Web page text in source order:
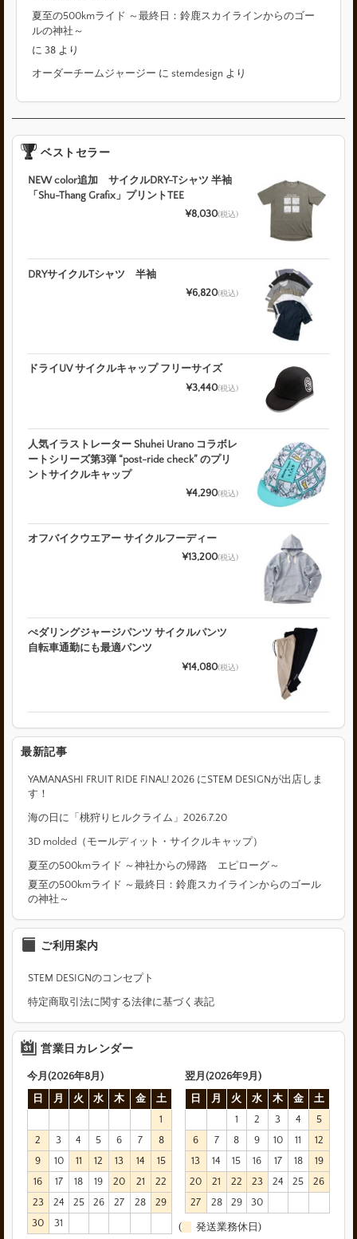
夏至の500kmライド ～最終日：鈴鹿スカイラインからのゴー
ルの神社～
に38 より
オーダーチームジャージー にstemdesign より
ベストセラー
NEW color追加 サイクルDRY-Tシャツ 半袖
「Shu-Thang Grafix」プリントTEE
¥8,030(税込)
DRYサイクルTシャツ 半袖
¥6,820(税込)
ドライUV サイクルキャップ フリーサイズ
¥3,440(税込)
人気イラストレーター Shuhei Urano コラボレ
ートシリーズ第3弾 “post-ride check” のプリ
ントサイクルキャップ
¥4,290(税込)
オフバイクウエアー サイクルフーディー
¥13,200(税込)
ぺダリングジャージパンツ サイクルパンツ
自転車通勤にも最適パンツ
¥14,080(税込)
最新記事
YAMANASHI FRUIT RIDE FINAL! 2026 にSTEM DESIGNが出店しま
す！
海の日に「桃狩りヒルクライム」2026.7.20
3D molded（モールディット・サイクルキャップ）
夏至の500kmライド ～神社からの帰路 エピローグ～
夏至の500kmライド ～最終日：鈴鹿スカイラインからのゴール
の神社～
ご利用案内
STEM DESIGNのコンセプト
特定商取引法に関する法律に基づく表記
営業日カレンダー
今月(2026年8月)
日
月 火 水 木 金
土
1
2
3 4 5 6 7
8
9
10 11 12 13 14
15
16
17 18 19 20 21
22
23
24 25 26 27 28
29
30
31
翌月(2026年9月)
日
月 火 水 木 金
土
1
2 3 4
5
6
7 8 9 10 11
12
13
14 15 16 17 18
19
20
21 22 23 24 25
26
27
28 29 30
( 発送業務休日)